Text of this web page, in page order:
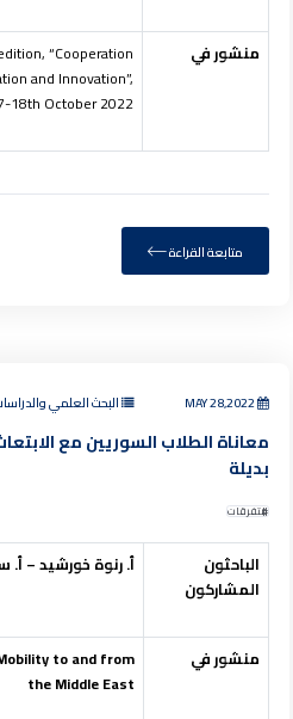
منشور في
“Cooperation
and Innovation”,
18th October 2022.
متابعة القراءة
MAY 28,2022 البحث العلمي
معاناة الطلاب السوريين مع
بديلة
متفرقات
الباحثون
المشاركون
أ. رنوة خورشيد – أ.
منشور في
to and from
the Middle East